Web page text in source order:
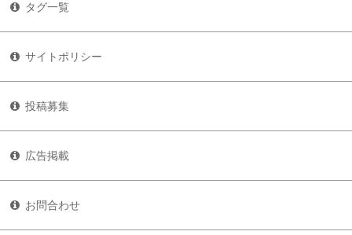
タグ一覧
サイトポリシー
投稿募集
広告掲載
お問合わせ